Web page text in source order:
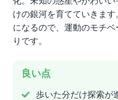
けの銀河を育てていきます
になるので、運動のモチ
りです。
良い点
歩いた分だけ探索が